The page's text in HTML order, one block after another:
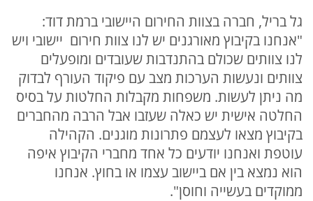
גל בריל, חברה בצוות החירום היישובי ברמת דוד:
"אנחנו בקיבוץ מאורגנים יש לנו צוות חירום יישובי ויש
לנו צוותים שכולם בהתנדבות שעובדים ומופעלים
צוותים ונעשות הערכות מצב עם פיקוד העורף לבדוק
מה ניתן לעשות. משפחות מקבלות החלטות על בסיס
החלטה אישית יש כאלה שעזבו אבל הרבה מהחברים
בקיבוץ מצאו לעצמם פתרונות מוגנים. הקהילה
עוטפת ואנחנו יודעים כל אחד מחברי הקיבוץ איפה
הוא נמצא בין אם ביישוב עצמו או בחוץ. אנחנו
ממוקדים בעשייה וחוסן".